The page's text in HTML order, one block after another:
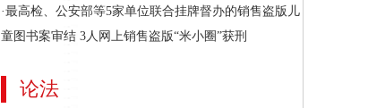
·最高检、公安部等5家单位联合挂牌督办的销售盗版儿
童图书案审结 3人网上销售盗版“米小圈”获刑
论法